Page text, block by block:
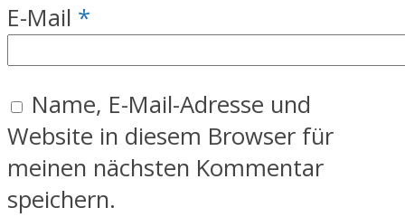
E-Mail *
Name, E-Mail-Adresse und
Website in diesem Browser für
meinen nächsten Kommentar
speichern.